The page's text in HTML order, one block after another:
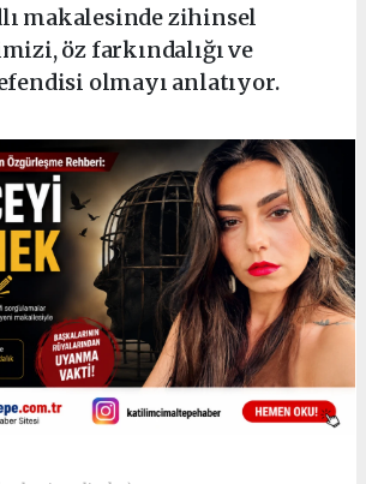
makalesinde zihinsel
öz farkındalığı ve
olmayı anlatıyor.